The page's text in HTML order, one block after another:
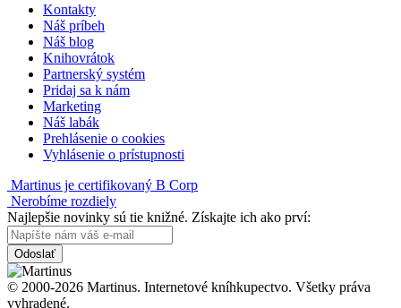
Kontakty
Náš príbeh
Náš blog
Knihovrátok
Partnerský systém
Pridaj sa k nám
Marketing
Náš labák
Prehlásenie o cookies
Vyhlásenie o prístupnosti
Martinus je certifikovaný B Corp
Nerobíme rozdiely
Najlepšie novinky sú tie knižné. Získajte ich ako prví:
Odoslať
© 2000-2026 Martinus. Internetové kníhkupectvo. Všetky práva
vyhradené.